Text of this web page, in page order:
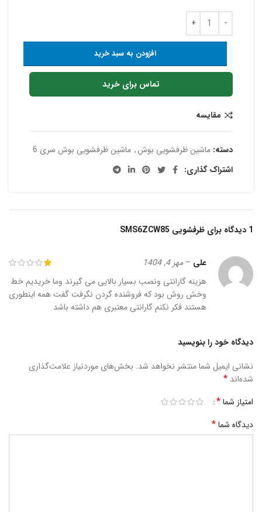
افزودن به سبد خرید
تماس برای خرید
مقایسه
دسته: ماشین ظرفشویی بوش, ماشین ظرفشویی بوش سری 6
اشتراک گذاری:
1 دیدگاه برای ظرفشویی SMS6ZCW85
علی – مهر 4, 1404
هزینه گارانتی ونصب بسیار بالایی می گیرند وما خریدیم خط
وخش روش بود که فروشنده گردن نگرفت گفت همه اینطوری
هستند فکر نکنم گارانتی معتبری هم داشته باشد
دیدگاه خود را بنویسید
نشانی ایمیل شما منتشر نخواهد شد. بخش‌های موردنیاز علامت‌گذاری
شده‌اند *
امتیاز شما*
دیدگاه شما*